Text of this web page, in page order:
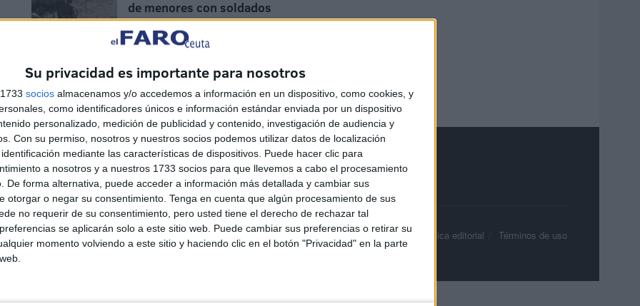
Su privacidad es importante para nosotros
socios almacenamos y/o accedemos a información en un dispositivo, como cookies, y
como identificadores únicos e información estándar enviada por un dispositivo
personalizado, medición de publicidad y contenido, investigación de audiencia y
Con su permiso, nosotros y nuestros socios podemos utilizar datos de localización
mediante las características de dispositivos. Puede hacer clic para
a nosotros y a nuestros 1733 socios para que llevemos a cabo el procesamiento
De forma alternativa, puede acceder a información más detallada y cambiar sus
otorgar o negar su consentimiento. Tenga en cuenta que algún procesamiento de sus
no requerir de su consentimiento, pero usted tiene el derecho de rechazar tal
se aplicarán solo a este sitio web. Puede cambiar sus preferencias o retirar su
momento volviendo a este sitio y haciendo clic en el botón "Privacidad" en la parte
de menores con soldados
trasladados a la frontera
HACE 3 HORAS
Contacto Aviso legal – Protección de datos Política de cookies Política de privacidad Política editorial Términos de uso